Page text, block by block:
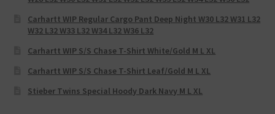
Carhartt WIP Regular Cargo Pant Deep Night W30 L32 W31 L32
W32 L32 W33 L32 W34 L32 W36 L32
Carhartt WIP S/S Chase T-Shirt White/Gold M L XL
Carhartt WIP S/S Chase T-Shirt Leaf/Gold M L XL
Stieber Twins Special Hoody Dark Navy M L XL